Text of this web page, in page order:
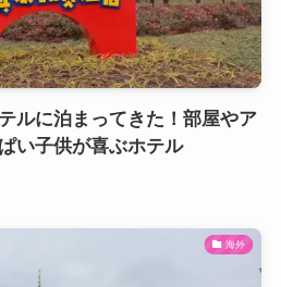
ルに泊まってきた！部屋やア
い子供が喜ぶホテル
海外